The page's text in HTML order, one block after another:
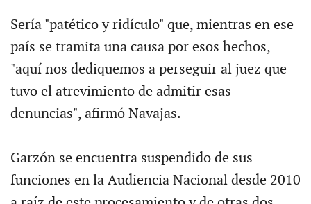
Sería "patético y ridículo" que, mientras en ese
país se tramita una causa por esos hechos,
"aquí nos dediquemos a perseguir al juez que
tuvo el atrevimiento de admitir esas
denuncias", afirmó Navajas.
Garzón se encuentra suspendido de sus
funciones en la Audiencia Nacional desde 2010